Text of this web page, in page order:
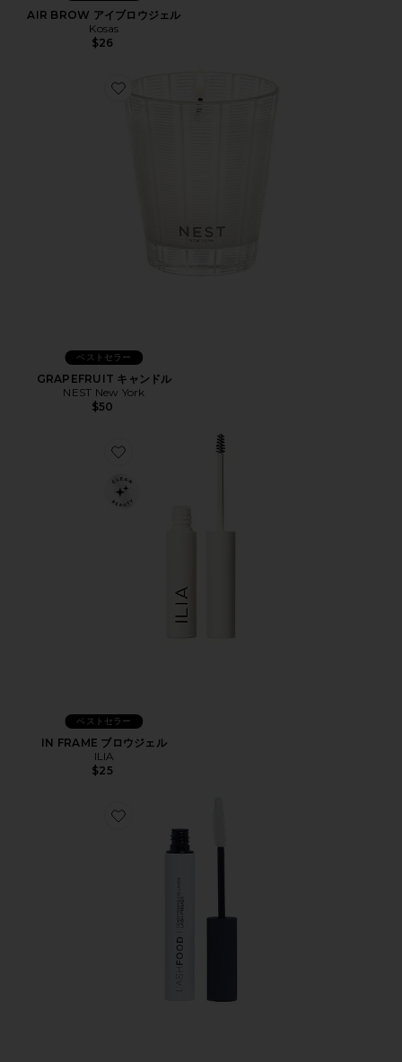
AIR BROW アイブロウジェル
Kosas
$26
Favorite GRAPEFRUIT キャンドル
ベストセラー
GRAPEFRUIT キャンドル
NEST New York
$50
Favorite IN FRAME ブロウジェル
ベストセラー
IN FRAME ブロウジェル
ILIA
$25
Favorite CONDITIONING COLLAGEN アイラッシュフ